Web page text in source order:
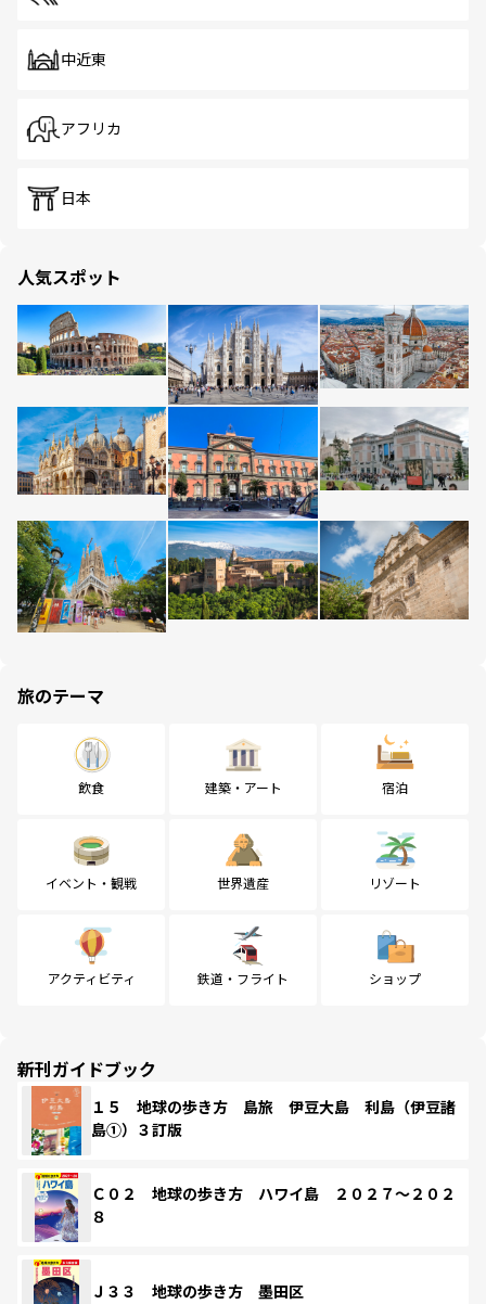
中近東
アフリカ
日本
人気スポット
旅のテーマ
飲食 建築・アート 宿泊
イベント・観戦 世界遺産 リゾート
アクティビティ 鉄道・フライト ショップ
新刊ガイドブック
１５ 地球の歩き方 島旅 伊豆大島 利島（伊豆諸
島①）３訂版
Ｃ０２ 地球の歩き方 ハワイ島 ２０２７～２０２
８
Ｊ３３ 地球の歩き方 墨田区